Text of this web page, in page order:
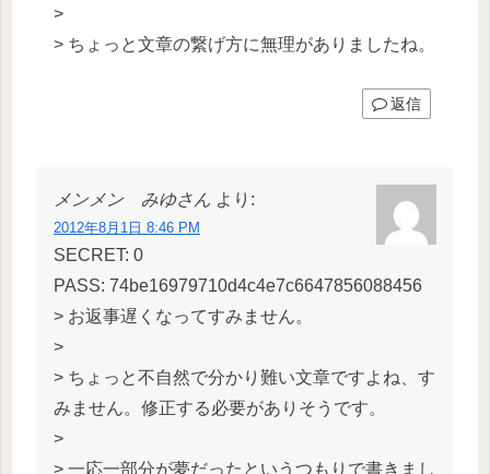
>
> ちょっと文章の繋げ方に無理がありましたね。
返信
メンメン みゆさん より:
2012年8月1日 8:46 PM
SECRET: 0
PASS: 74be16979710d4c4e7c6647856088456
> お返事遅くなってすみません。
>
> ちょっと不自然で分かり難い文章ですよね、す
みません。修正する必要がありそうです。
>
> 一応一部分が夢だったというつもりで書きまし